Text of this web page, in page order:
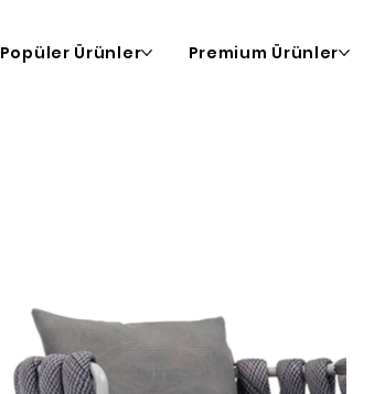
Popüler Ürünler Premium Ürünler